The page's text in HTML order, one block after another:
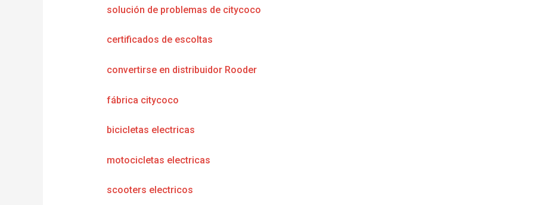
solución de problemas de citycoco
certificados de escoltas
convertirse en distribuidor Rooder
fábrica citycoco
bicicletas electricas
motocicletas electricas
scooters electricos